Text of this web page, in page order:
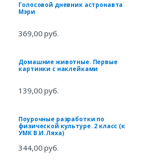
Голосовой дневник астронавта
Мэри
369,00 руб.
Домашние животные. Первые
картинки с наклейками
139,00 руб.
Поурочные разработки по
физической культуре. 2 класс (к
УМК В.И.Ляха)
344,00 руб.